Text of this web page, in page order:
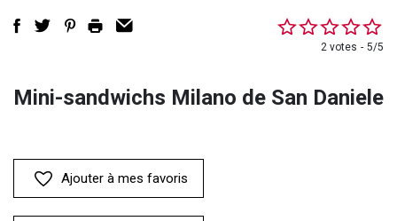
2 votes 5/5
Mini-sandwichs Milano de San Daniele
Ajouter à mes favoris